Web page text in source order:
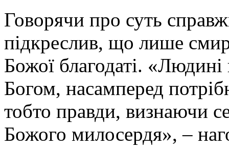
Говорячи про суть
підкреслив, що лише
Божої благодаті.
Богом, насамперед
тобто правди, визнаючи
Божого милосердя», –